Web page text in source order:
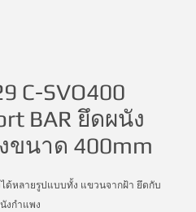
C-SVO400
BAR ยึดผนัง
ขนาด 400mm
ด้หลายรูปแบบทั้ง แขวนจากฝ้า ยึดกับ
งกำแพง